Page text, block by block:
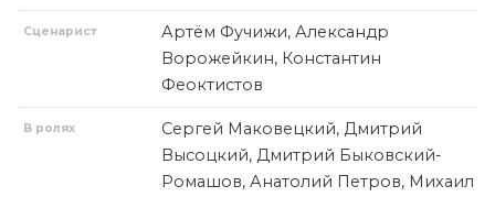
Сценарист
Артём Фучижи, Александр
Ворожейкин, Константин
Феоктистов
В ролях
Сергей Маковецкий, Дмитрий
Высоцкий, Дмитрий Быковский-
Ромашов, Анатолий Петров, Михаил